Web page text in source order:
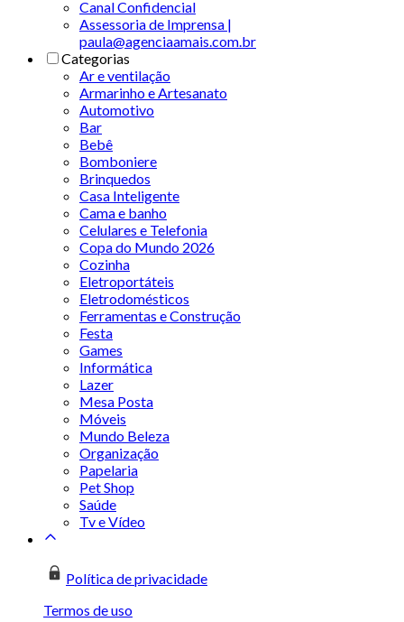
Canal Confidencial
Assessoria de Imprensa |
paula@agenciaamais.com.br
Categorias
Ar e ventilação
Armarinho e Artesanato
Automotivo
Bar
Bebê
Bomboniere
Brinquedos
Casa Inteligente
Cama e banho
Celulares e Telefonia
Copa do Mundo 2026
Cozinha
Eletroportáteis
Eletrodomésticos
Ferramentas e Construção
Festa
Games
Informática
Lazer
Mesa Posta
Móveis
Mundo Beleza
Organização
Papelaria
Pet Shop
Saúde
Tv e Vídeo
Política de privacidade
Termos de uso